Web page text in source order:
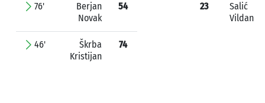
76'
Berjan
Novak
54
46'
Škrba
Kristijan
74
23
Salić
Vildan